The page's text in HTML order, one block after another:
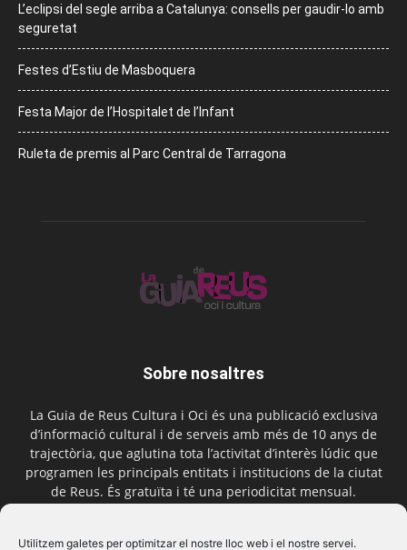
Utilitzem galetes per optimitzar el nostre lloc web i el nostre servei.
L’eclipsi del segle arriba a Catalunya: consells per gaudir-lo amb
seguretat
Festes d’Estiu de Masboquera
Festa Major de l’Hospitalet de l’Infant
Ruleta de premis al Parc Central de Tarragona
Sobre nosaltres
La Guia de Reus Cultura i Oci és una publicació exclusiva
d’informació cultural i de serveis amb més de 10 anys de
trajectòria, que aglutina tota l’activitat d’interès lúdic que
programen les principals entitats i institucions de la ciutat
de Reus. És gratuïta i té una periodicitat mensual.